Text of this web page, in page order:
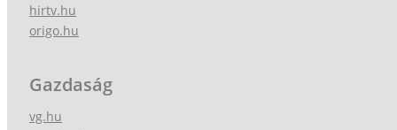
hirtv.hu
origo.hu
Gazdaság
vg.hu